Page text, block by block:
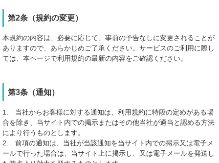
第2条（規約の変更）
本規約の内容は、必要に応じて、事前の予告なしに変更されることが
ありますので、あらかじめご了承ください。サービスのご利用に際し
ては、本ページで利用規約の最新の内容をご確認ください。
第3条（通知）
1. 当社からお客様に対する通知は、利用規約に特段の定めがある場
合を除き、当サイト内での掲示またはその他当社が適当と認める方法
により行うものとします。
2. 前項の通知は、当社が当該通知を当サイト内での掲示又は電子メ
ールで行った場合は、当サイト上に掲示し、又は電子メールを発送し